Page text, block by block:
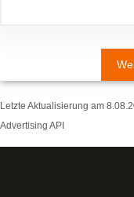
Letzte Aktualisierung am
Advertising API